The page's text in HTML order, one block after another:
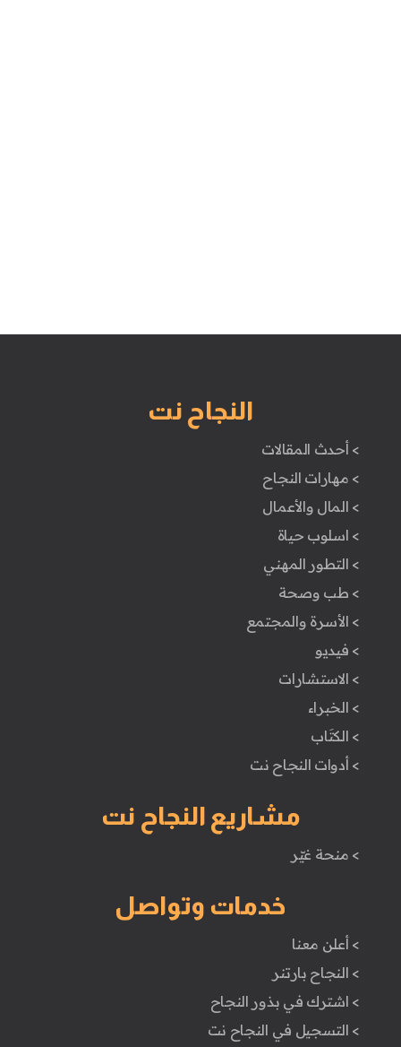
النجاح نت
> أحدث المقالات
> مهارات النجاح
> المال والأعمال
> اسلوب حياة
> التطور المهني
> طب وصحة
> الأسرة والمجتمع
> فيديو
> الاستشارات
> الخبراء
> الكتَاب
> أدوات النجاح نت
مشاريع النجاح نت
> منحة غيّر
خدمات وتواصل
> أعلن معنا
> النجاح بارتنر
> اشترك في بذور النجاح
> التسجيل في النجاح نت